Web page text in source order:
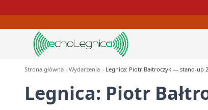
Strona główna Wydarzenia Legnica: Piotr Bałtroczyk — stand-up
Legnica: Piotr